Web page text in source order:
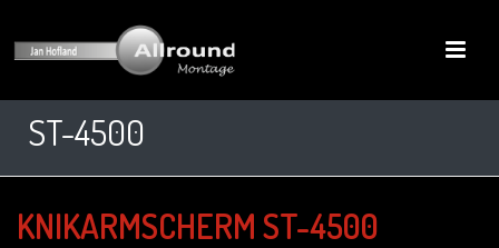
ST-4500
KNIKARMSCHERM ST-4500